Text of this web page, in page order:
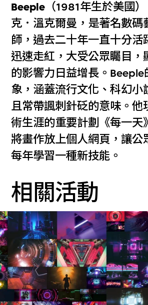
Beeple （1981年生於美國
克．溫克爾曼，是著名數碼
師，過去二十年一直十分活
迅速走紅，大受公眾矚目，
的影響力日益增長。Beeple
象，涵蓋流行文化、科幻小
且常帶諷刺針砭的意味。他
術生涯的重要計劃《每一天
將畫作放上個人網頁，讓公
每年學習一種新技能。
相關活動